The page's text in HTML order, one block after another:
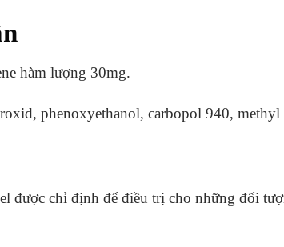
hàm lượng 30mg.
phenoxyethanol, carbopol 940, methyl
được chỉ định để điều trị cho những đối